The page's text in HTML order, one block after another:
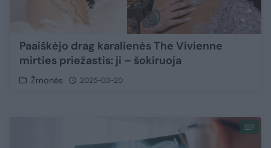
Paaiškėjo drag karalienės The Vivienne
mirties priežastis: ji – šokiruoja
Žmonės 2025-03-20
1